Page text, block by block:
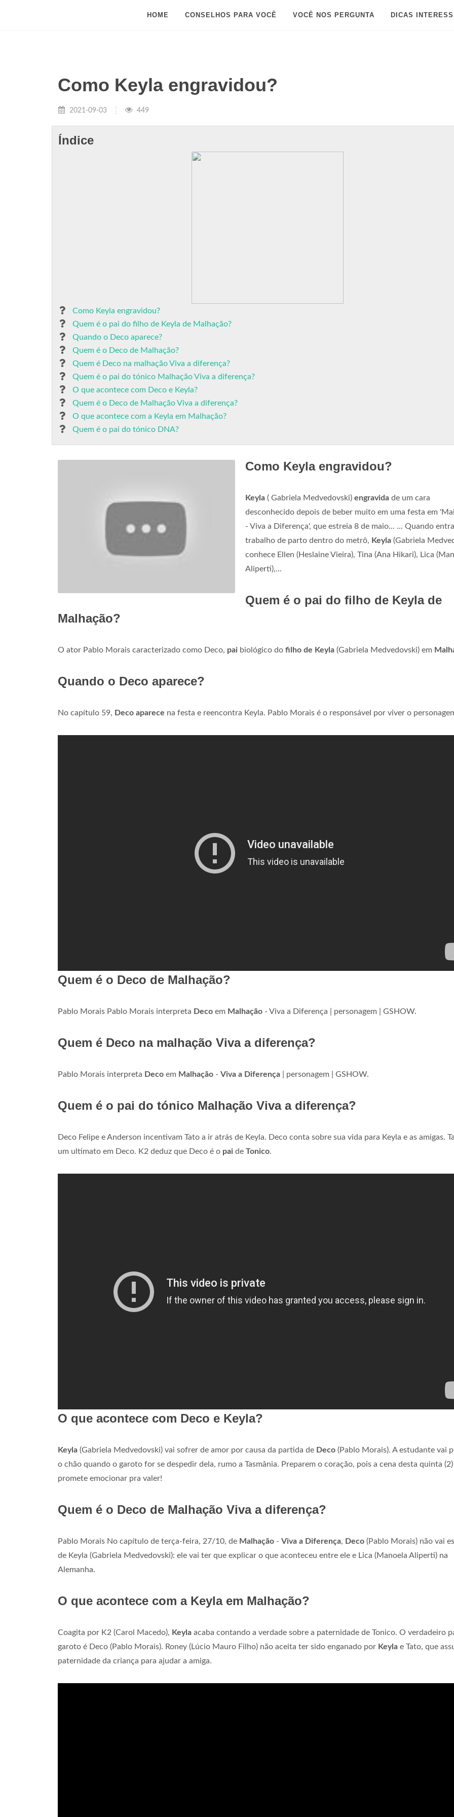
HOME CONSELHOS PARA VOCÊ VOCÊ NOS PERGUNTA DICAS
Como Keyla engravidou?
2021-09-03 449
Índice
Como Keyla engravidou?
Quem é o pai do filho de Keyla de Malhação?
Quando o Deco aparece?
Quem é o Deco de Malhação?
Quem é Deco na malhação Viva a diferença?
Quem é o pai do tónico Malhação Viva a diferença?
O que acontece com Deco e Keyla?
Quem é o Deco de Malhação Viva a diferença?
O que acontece com a Keyla em Malhação?
Quem é o pai do tónico DNA?
Como Keyla engravidou?
Keyla ( Gabriela Medvedovski) engravida de um cara
desconhecido depois de beber muito em uma festa em
- Viva a Diferença', que estreia 8 de maio... ... Quando
trabalho de parto dentro do metrô, Keyla (Gabriela
conhece Ellen (Heslaine Vieira), Tina (Ana Hikari), Lica
Aliperti),...
Quem é o pai do filho de Keyla de
Malhação?
O ator Pablo Morais caracterizado como Deco, pai biológico do filho de Keyla (Gabriela Medvedovski) em
Quando o Deco aparece?
No capítulo 59, Deco aparece na festa e reencontra Keyla. Pablo Morais é o responsável por viver o
Quem é o Deco de Malhação?
Pablo Morais Pablo Morais interpreta Deco em Malhação - Viva a Diferença | personagem | GSHOW.
Quem é Deco na malhação Viva a diferença?
Pablo Morais interpreta Deco em Malhação - Viva a Diferença | personagem | GSHOW.
Quem é o pai do tónico Malhação Viva a diferença?
Deco Felipe e Anderson incentivam Tato a ir atrás de Keyla. Deco conta sobre sua vida para Keyla e as amigas.
um ultimato em Deco. K2 deduz que Deco é o pai de Tonico.
O que acontece com Deco e Keyla?
Keyla (Gabriela Medvedovski) vai sofrer de amor por causa da partida de Deco (Pablo Morais). A estudante vai
o chão quando o garoto for se despedir dela, rumo a Tasmânia. Preparem o coração, pois a cena desta quinta (2)
promete emocionar pra valer!
Quem é o Deco de Malhação Viva a diferença?
Pablo Morais No capítulo de terça-feira, 27/10, de Malhação - Viva a Diferença, Deco (Pablo Morais) não vai
de Keyla (Gabriela Medvedovski): ele vai ter que explicar o que aconteceu entre ele e Lica (Manoela Aliperti) na
Alemanha.
O que acontece com a Keyla em Malhação?
Coagita por K2 (Carol Macedo), Keyla acaba contando a verdade sobre a paternidade de Tonico. O verdadeiro
garoto é Deco (Pablo Morais). Roney (Lúcio Mauro Filho) não aceita ter sido enganado por Keyla e Tato, que
paternidade da criança para ajudar a amiga.